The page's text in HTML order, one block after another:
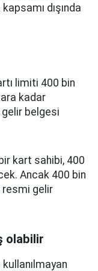
dışında
limiti 400 bin
kadar
belgesi
kart sahibi, 400
Ancak 400 bin
resmi gelir
olabilir